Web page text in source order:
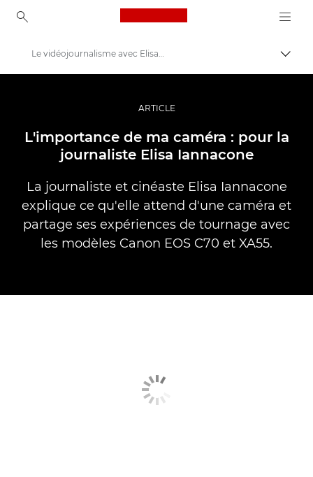
Canon Logo, back to
Vidéo et photographie professionnelles
Histoires
Le vidéojournalisme avec Elisa Iannacone
ARTICLE
L'importance de ma caméra : pour la
journaliste Elisa Iannacone
La journaliste et cinéaste Elisa Iannacone
explique ce qu'elle attend d'une caméra et
partage ses expériences de tournage avec
les modèles Canon EOS C70 et XA55.